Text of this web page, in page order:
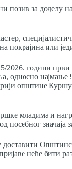
за доделу
покрајина или
2026. години први
односно најмање
општине
младима и
значаја
неће бити